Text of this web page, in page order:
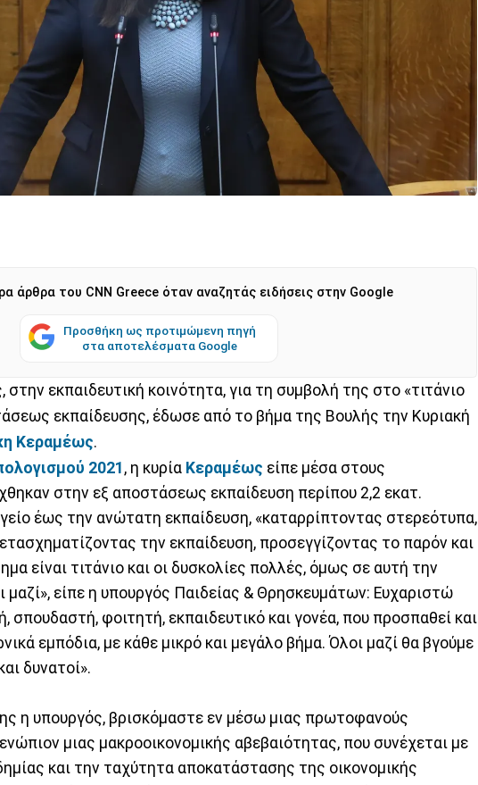
άρθρα του CNN Greece όταν αναζητάς ειδήσεις στην Google
Προσθήκη ως προτιμώμενη πηγή
στα αποτελέσματα Google
στην εκπαιδευτική κοινότητα, για τη συμβολή της στο «τιτάνιο
εκπαίδευσης, έδωσε από το βήμα της Βουλής την Κυριακή
Κεραμέως.
2021 , η κυρία Κεραμέως είπε μέσα στους
στην εξ αποστάσεως εκπαίδευση περίπου 2,2 εκατ.
έως την ανώτατη εκπαίδευση, «καταρρίπτοντας στερεότυπα,
την εκπαίδευση, προσεγγίζοντας το παρόν και
είναι τιτάνιο και οι δυσκολίες πολλές, όμως σε αυτή την
μαζί», είπε η υπουργός Παιδείας & Θρησκευμάτων: Ευχαριστώ
σπουδαστή, φοιτητή, εκπαιδευτικό και γονέα, που προσπαθεί και
εμπόδια, με κάθε μικρό και μεγάλο βήμα. Όλοι μαζί θα βγούμε
δυνατοί».
η υπουργός, βρισκόμαστε εν μέσω μιας πρωτοφανούς
μιας μακροοικονομικής αβεβαιότητας, που συνέχεται με
και την ταχύτητα αποκατάστασης της οικονομικής